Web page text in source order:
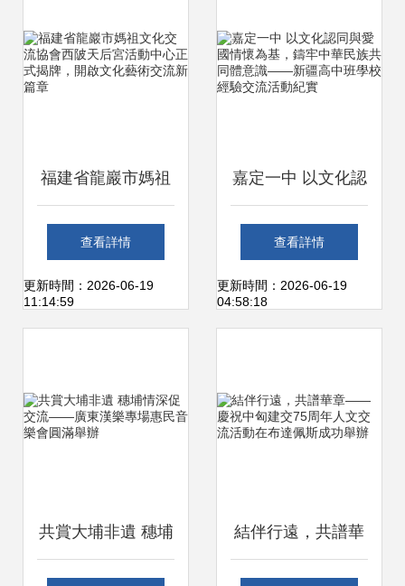
福建省龍巖市媽祖
文化交流協會西陂
天后宮活動中心正
藝術交流新篇章
查看詳情
更新時間：2026-06-19
11:14:59
嘉定一中 以文化認
同與愛國情懷為
基，鑄牢中華民族
疆高中班學校經驗
查看詳情
更新時間：2026-06-19
04:58:18
共賞大埔非遺 穗埔 結伴行遠，共譜華